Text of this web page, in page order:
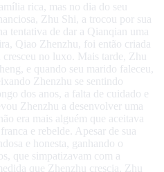
rica, mas no dia do seu
Zhu Shi, a trocou por sua
tentativa de dar a Qianqian uma
Qiao Zhenzhu, foi então criada
no luxo. Mais tarde, Zhu
e quando seu marido faleceu,
Zhenzhu se sentindo
dos anos, a falta de cuidado e
Zhenzhu a desenvolver uma
era mais alguém que aceitava
e rebelde. Apesar de sua
e honesta, ganhando o
que simpatizavam com a
que Zhenzhu crescia, Zhu